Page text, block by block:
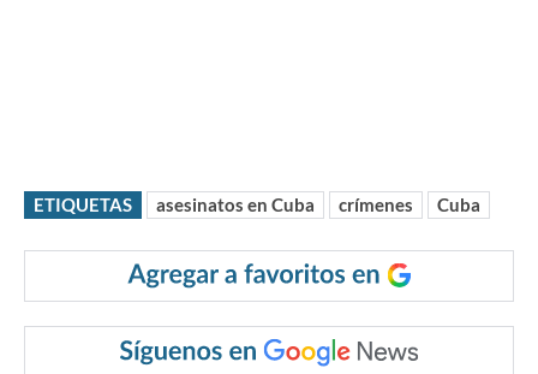
ETIQUETAS asesinatos en Cuba crímenes Cuba